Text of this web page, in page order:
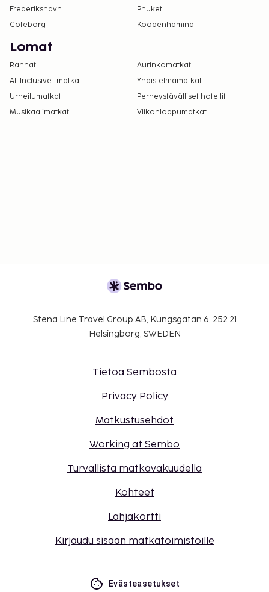
Frederikshavn
Phuket
Göteborg
Kööpenhamina
Lomat
Rannat
Aurinkomatkat
All Inclusive -matkat
Yhdistelmämatkat
Urheilumatkat
Perheystävälliset hotellit
Musikaalimatkat
Viikonloppumatkat
Stena Line Travel Group AB, Kungsgatan 6, 252 21
Helsingborg, SWEDEN
Tietoa Sembosta
Privacy Policy
Matkustusehdot
Working at Sembo
Turvallista matkavakuudella
Kohteet
Lahjakortti
Kirjaudu sisään matkatoimistoille
Evästeasetukset